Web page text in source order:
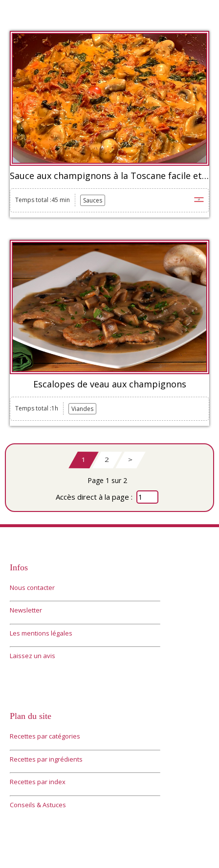
Sauce aux champignons à la Toscane facile et rapide
Temps total :45 min Sauces
Escalopes de veau aux champignons
Temps total :1h Viandes
1 2 >
Page 1 sur 2
Accès direct à la page :
Infos
Nous contacter
Newsletter
Les mentions légales
Laissez un avis
Plan du site
Recettes par catégories
Recettes par ingrédients
Recettes par index
Conseils & Astuces